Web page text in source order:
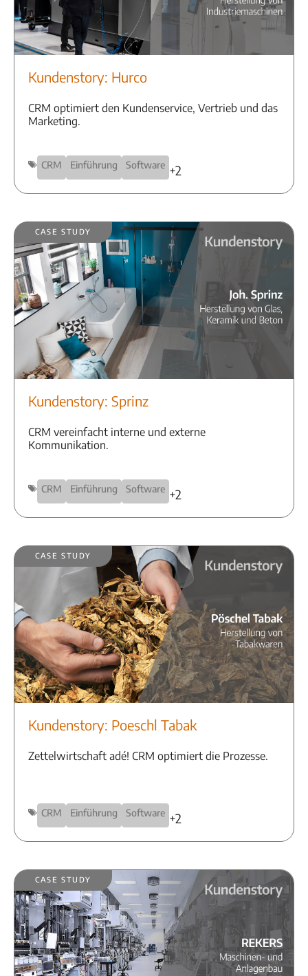
Kundenstory: Hurco
CRM optimiert den Kundenservice, Vertrieb und das
Marketing.
CRM Einführung Software +2
Case Study
Kundenstory: Sprinz
CRM vereinfacht interne und externe
Kommunikation.
CRM Einführung Software +2
Case Study
Kundenstory: Poeschl Tabak
Zettelwirtschaft adé! CRM optimiert die Prozesse.
CRM Einführung Software +2
Case Study